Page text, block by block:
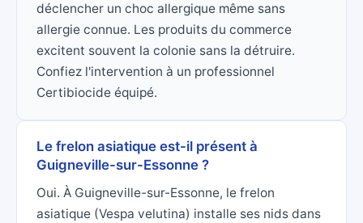
déclencher un choc allergique même sans
allergie connue. Les produits du commerce
excitent souvent la colonie sans la détruire.
Confiez l'intervention à un professionnel
Certibiocide équipé.
Le frelon asiatique est-il présent à
Guigneville-sur-Essonne ?
Oui. À Guigneville-sur-Essonne, le frelon
asiatique (Vespa velutina) installe ses nids dans